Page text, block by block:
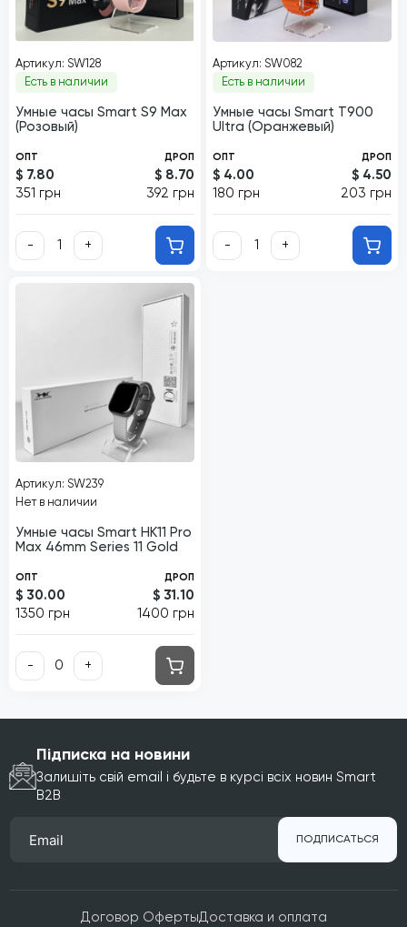
Артикул: SW128
Есть в наличии
Умные часы Smart S9 Max
(Розовый)
ОПТ
$ 7.80
351 грн
ДРОП
$ 8.70
392 грн
- +
Артикул: SW082
Есть в наличии
Умные часы Smart Т900
Ultra (Оранжевый)
ОПТ
$ 4.00
180 грн
ДРОП
$ 4.50
203 грн
- +
Артикул: SW239
Нет в наличии
Умные часы Smart HK11 Pro
Max 46mm Series 11 Gold
ОПТ
$ 30.00
1350 грн
ДРОП
$ 31.10
1400 грн
- +
Підписка на новини
Залишіть свій email і будьте в курсі всіх новин Smart
B2B
ПОДПИСАТЬСЯ
Договор ОфертыДоставка и оплата